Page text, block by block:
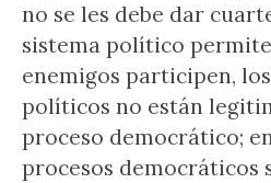
no se les debe dar
sistema político permite
enemigos participen,
políticos no están
proceso democrático;
procesos democráticos